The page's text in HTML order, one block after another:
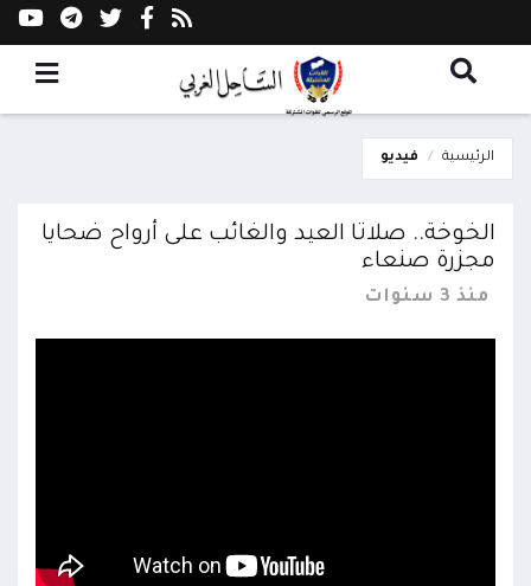
الرئيسية فيديو
الخوخة.. صلاتا العيد والغائب على أرواح ضحايا
مجزرة صنعاء
منذ 3 سنوات